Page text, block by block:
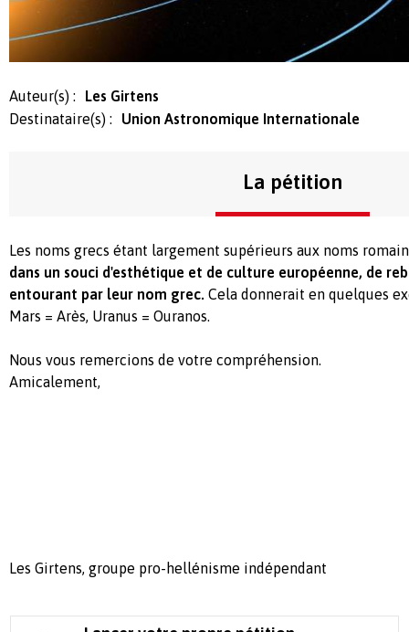
Auteur(s) :
Les Girtens
Destinataire(s) :
Union Astronomique Internationale
La pétition
Les noms grecs étant largement supérieurs aux noms
dans un souci d'esthétique et de culture européenne, de
entourant par leur nom grec. Cela donnerait en quelques
Mars = Arès, Uranus = Ouranos.
Nous vous remercions de votre compréhension.
Amicalement,
Les Girtens, groupe pro-hellénisme indépendant